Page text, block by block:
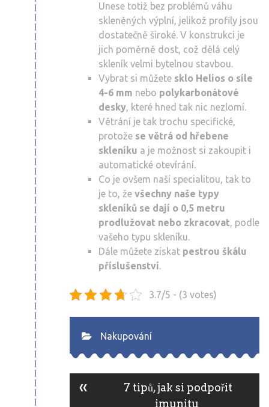
Unese totiž bez problémů váhu
skleněných výplní, jelikož profily jsou
dostatečně široké. V konstrukci je
jich poměrně dost, což dělá celý
skleník velmi bytelnou stavbou.
Vybrat si můžete sklo Helios o síle
4-6 mm nebo polykarbonátové
desky, které hned tak nic nezlomí.
Větrání je tak trochu specifické,
protože se větrá od hřebene
skleníku a je možnost si zakoupit i
automatické otevírání.
Co je ovšem naší specialitou, tak to
je to, že všechny naše typy
skleníků se dají o 0,5 metru
prodlužovat nebo zkracovat, podle
vašeho typu skleníku.
Dále můžete získat pestrou škálu
příslušenství.
3.7/5 - (3 votes)
Nakupování
Post
«
7 tipů, jak si podpořit
imunitu